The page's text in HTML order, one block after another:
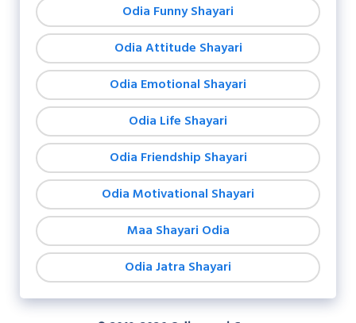
Odia Funny Shayari
Odia Attitude Shayari
Odia Emotional Shayari
Odia Life Shayari
Odia Friendship Shayari
Odia Motivational Shayari
Maa Shayari Odia
Odia Jatra Shayari